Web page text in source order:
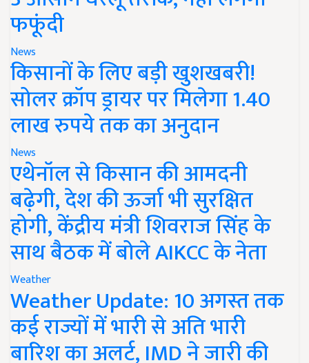
फफूंदी
News
किसानों के लिए बड़ी खुशखबरी!
सोलर क्रॉप ड्रायर पर मिलेगा 1.40
लाख रुपये तक का अनुदान
News
एथेनॉल से किसान की आमदनी
बढ़ेगी, देश की ऊर्जा भी सुरक्षित
होगी, केंद्रीय मंत्री शिवराज सिंह के
साथ बैठक में बोले AIKCC के नेता
Weather
Weather Update: 10 अगस्त तक
कई राज्यों में भारी से अति भारी
बारिश का अलर्ट, IMD ने जारी की